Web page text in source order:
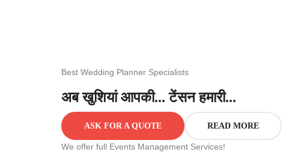
Best Wedding Planner Specialists
अब खुशियां आपकी... टेंसन हमारी...
ASK FOR A QUOTE READ MORE
We offer full Events Management Services!